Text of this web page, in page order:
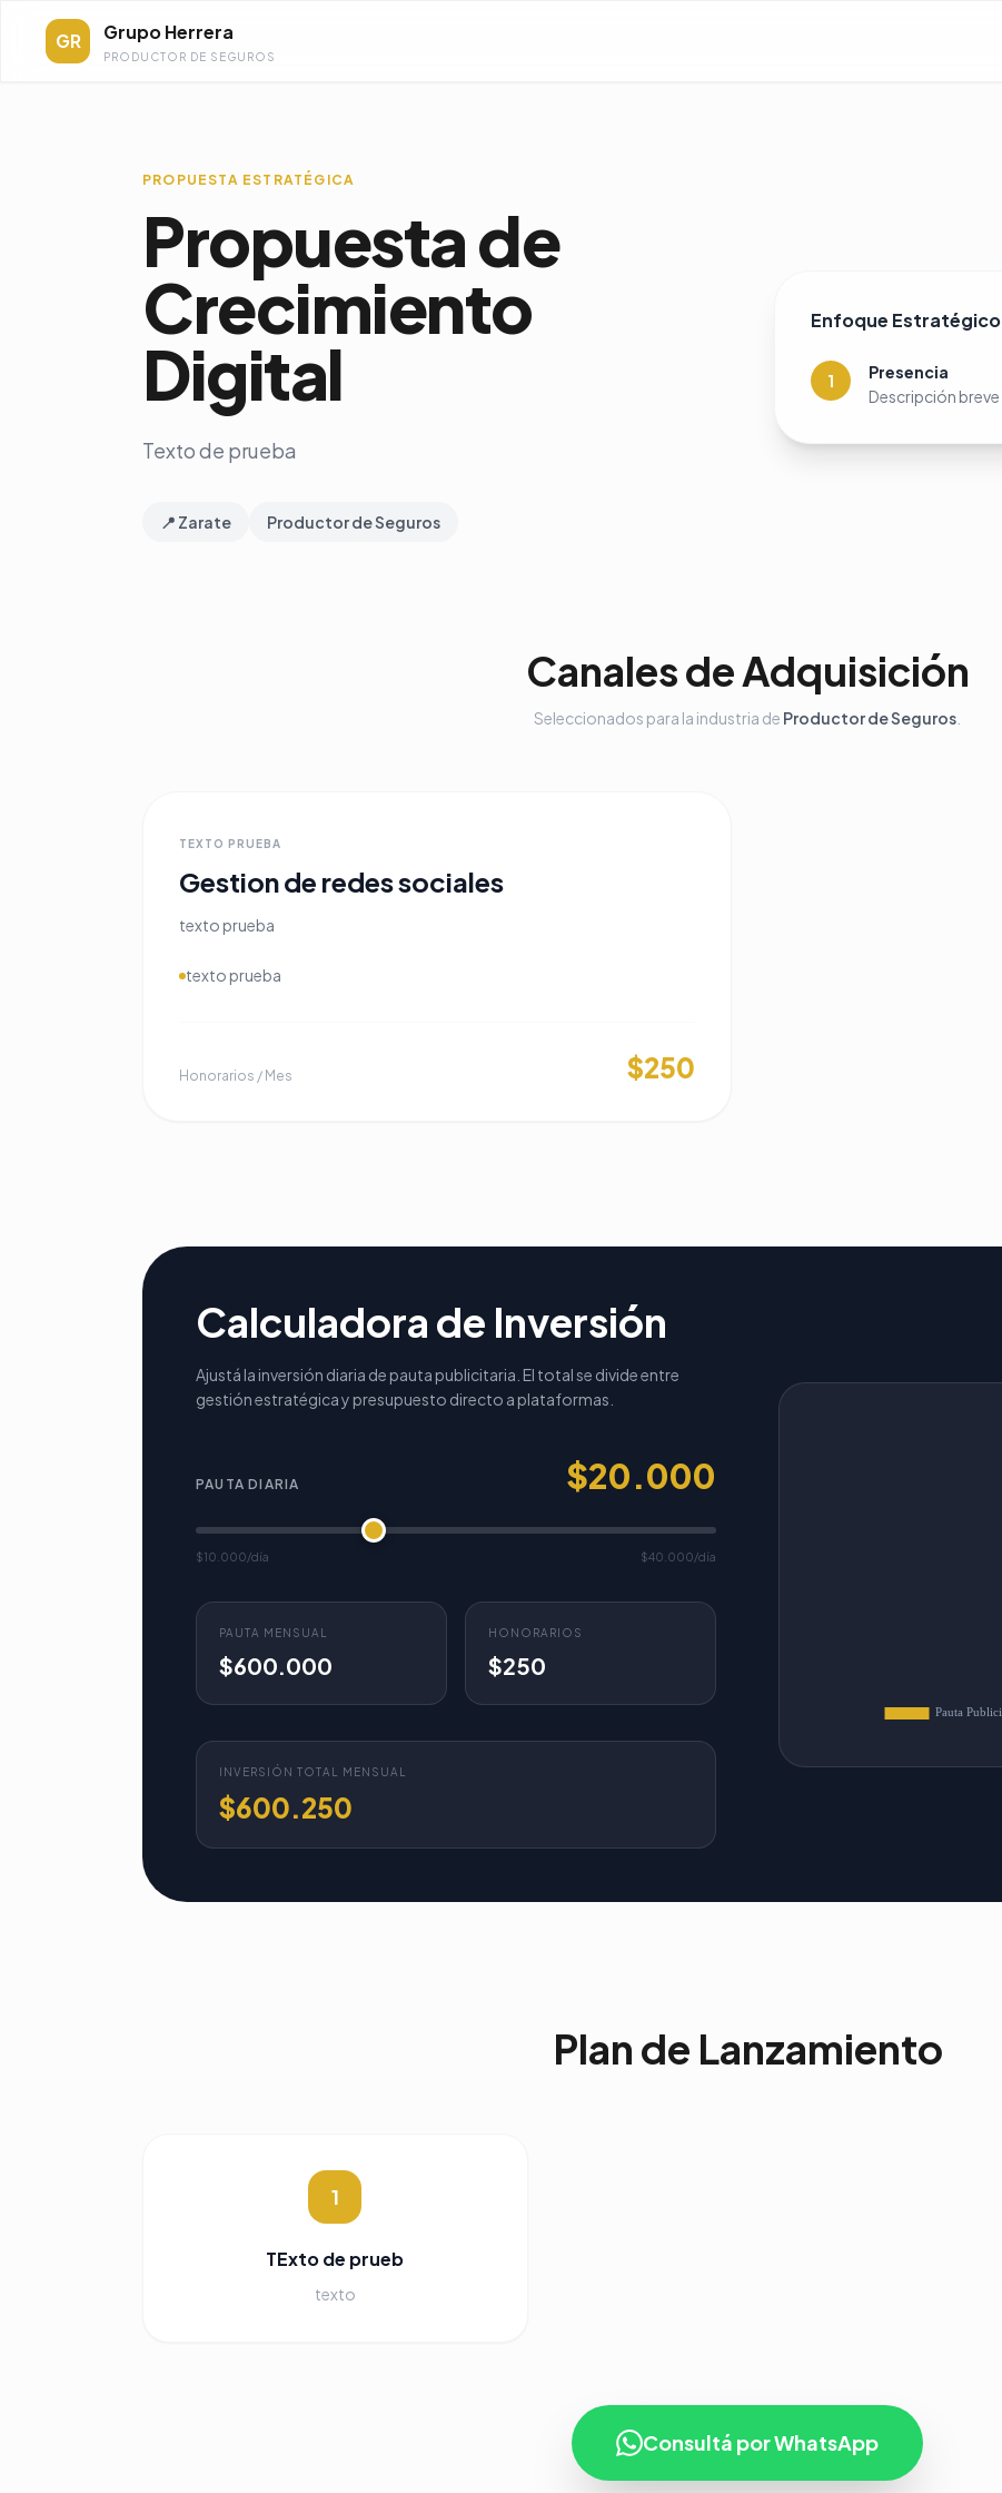
GR Grupo Herrera
PRODUCTOR DE SEGUROS
PROPUESTA ESTRATÉGICA
Propuesta de
Crecimiento
Digital
Texto de prueba
📍 Zarate Productor de Seguros
Enfoque Estratégico
1
Presencia
Descripción breve
Canales de Adquisición
Seleccionados para la industria de Productor de Seguros
TEXTO PRUEBA
Gestion de redes sociales
texto prueba
texto prueba
Honorarios / Mes $250
Calculadora de Inversión
Ajustá la inversión diaria de pauta publicitaria. El total se divide entre
gestión estratégica y presupuesto directo a plataformas.
PAUTA DIARIA $20.000
$10.000/día $40.000/día
PAUTA MENSUAL
$600.000
HONORARIOS
$250
INVERSIÓN TOTAL MENSUAL
$600.250
Plan de Lanzamiento
1
TExto de prueb
texto
Consultá por WhatsApp